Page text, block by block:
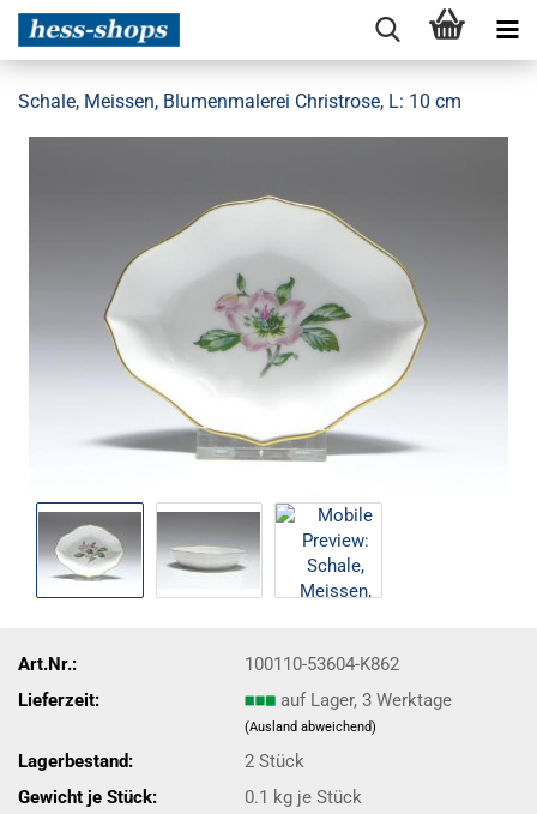
Schale, Meissen, Blumenmalerei Christrose, L: 10 cm
Art.Nr.:
100110-53604-K862
Lieferzeit:
auf Lager, 3 Werktage
(Ausland abweichend)
Lagerbestand: 2Stück
Gewicht je Stück:
0.1 kg je Stück